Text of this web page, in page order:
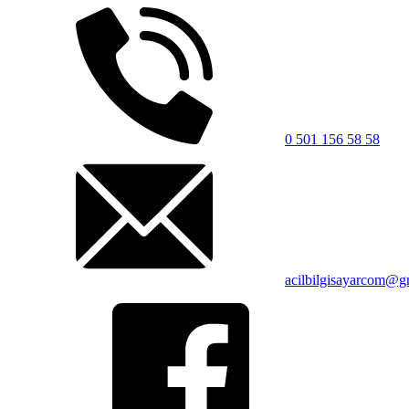
0 501 156 58 58